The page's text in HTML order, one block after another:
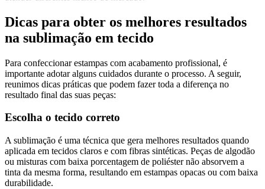
Dicas para obter os melhores resultados
na sublimação em tecido
Para confeccionar estampas com acabamento profissional, é
importante adotar alguns cuidados durante o processo. A seguir,
reunimos dicas práticas que podem fazer toda a diferença no
resultado final das suas peças:
Escolha o tecido correto
A sublimação é uma técnica que gera melhores resultados quando
aplicada em tecidos claros e com fibras sintéticas. Peças de algodão
ou misturas com baixa porcentagem de poliéster não absorvem a
tinta da mesma forma, resultando em estampas opacas ou com baixa
durabilidade.